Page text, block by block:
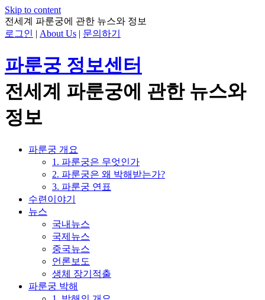
Skip to content
전세계 파룬궁에 관한 뉴스와 정보
로그인 | About Us | 문의하기
파룬궁 정보센터
전세계 파룬궁에 관한 뉴스와
정보
파룬궁 개요
1. 파룬궁은 무엇인가
2. 파룬궁은 왜 박해받는가?
3. 파룬궁 연표
수련이야기
뉴스
국내뉴스
국제뉴스
중국뉴스
언론보도
생체 장기적출
파룬궁 박해